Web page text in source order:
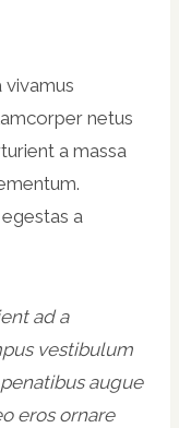
netus
a massa
a
ad a
vestibulum
augue
eros ornare